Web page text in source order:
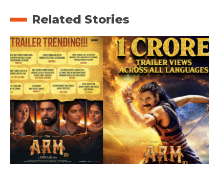
Related Stories